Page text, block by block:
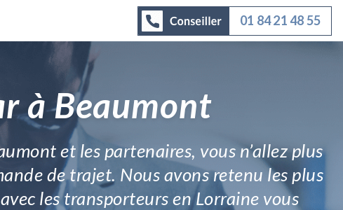
01 84 21 48 55
à Beaumont
et les partenaires, vous n’allez plus
de trajet. Nous avons retenu les plus
les transporteurs en Lorraine vous